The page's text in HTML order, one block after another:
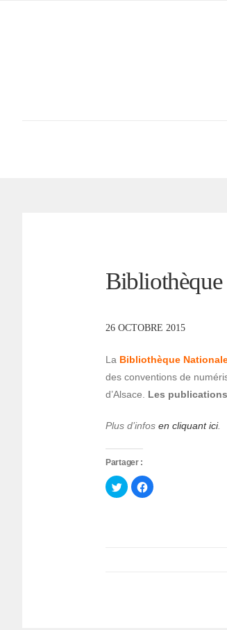
Bibliothèque
26 OCTOBRE 2015
La Bibliothèque
des conventions de
d’Alsace. Les
Plus d’infos en cliquant ici.
Partager :
Cliquez
pour
partager
Cliquez
pour